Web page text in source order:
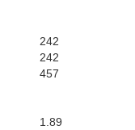
242
242
457
1.89